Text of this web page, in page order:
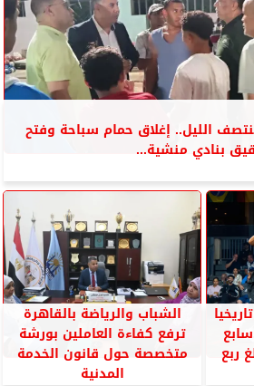
الليل.. إغلاق حمام سباحة وفتح
بنادي منشية...
ربع
الشباب والرياضة بالقاهرة
ترفع كفاءة العاملين بورشة
متخصصة حول قانون الخدمة
المدنية